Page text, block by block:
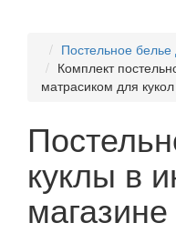
Постельное белье
Комплект
матрасиком для
куклы в
магазине